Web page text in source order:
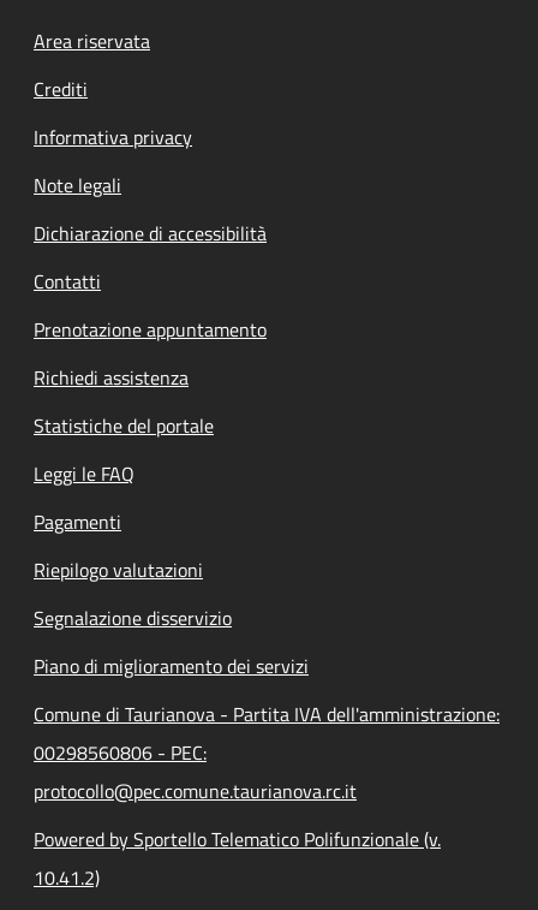
Footer menu
Area riservata
Crediti
Informativa privacy
Note legali
Dichiarazione di accessibilità
Contatti
Prenotazione appuntamento
Richiedi assistenza
Statistiche del portale
Leggi le FAQ
Pagamenti
Riepilogo valutazioni
Segnalazione disservizio
Piano di miglioramento dei servizi
Comune di Taurianova - Partita IVA dell'amministrazione:
00298560806 - PEC:
protocollo@pec.comune.taurianova.rc.it
Powered by Sportello Telematico Polifunzionale (v.
10.41.2)